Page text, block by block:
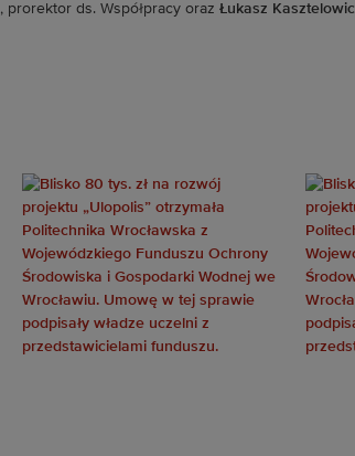
, prorektor ds. Współpracy oraz Łukasz